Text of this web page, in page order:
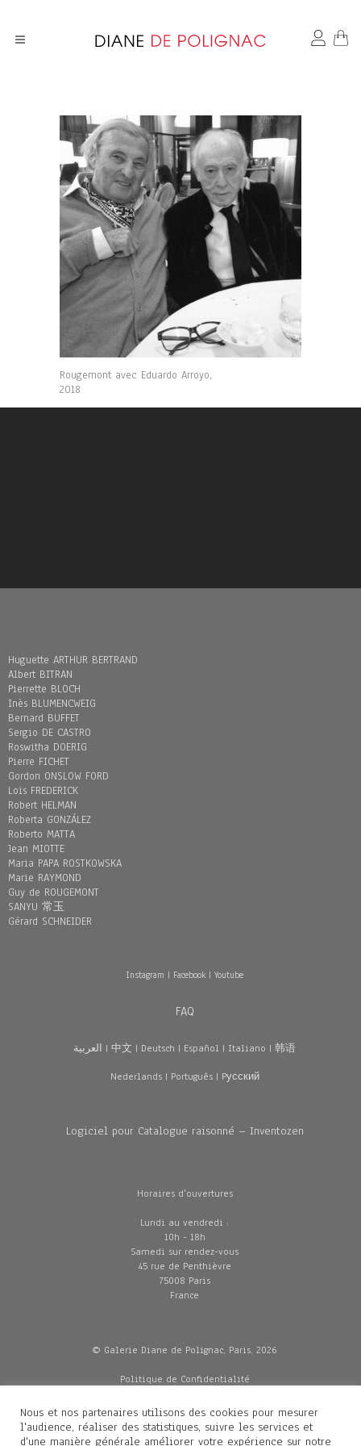
Rougemont avec Eduardo Arroyo,
2018
Huguette ARTHUR BERTRAND
Albert BITRAN
Pierrette BLOCH
Inès BLUMENCWEIG
Bernard BUFFET
Sergio DE CASTRO
Roswitha DOERIG
Pierre FICHET
Gordon ONSLOW FORD
Loïs FREDERICK
Robert HELMAN
Roberta GONZÁLEZ
Roberto MATTA
Jean MIOTTE
Maria PAPA ROSTKOWSKA
Marie RAYMOND
Guy de ROUGEMONT
SANYU 常玉
Gérard SCHNEIDER
Instagram | Facebook| Youtube
FAQ
العربية | 中文 | Deutsch | Español | Italiano | 韩语
Nederlands| Português| Pусский
Logiciel pour Catalogue raisonné – Inventozen
Horaires d'ouvertures
Lundi au vendredi :
10h - 18h
Samedi sur rendez-vous
45 rue de Penthièvre
75008 Paris
France
© Galerie Diane de Polignac, Paris, 2026
Politique de Confidentialité
Mentions légales
Livraisons
Nous et nos partenaires utilisons des cookies pour mesurer
l'audience, réaliser des statistiques, suivre les services et
d'une manière générale améliorer votre expérience sur notre